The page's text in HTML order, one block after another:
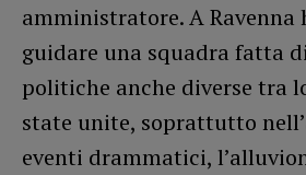
amministratore. A Ravenna
guidare una squadra fatta
politiche anche diverse tra
state unite, soprattutto
eventi drammatici,